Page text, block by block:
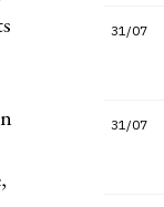
31/07
31/07